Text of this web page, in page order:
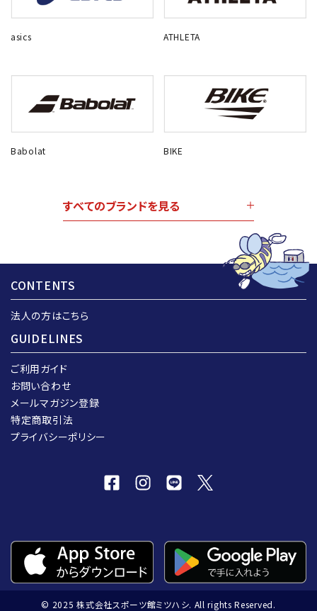
asics ATHLETA
Babolat BIKE
すべてのブランドを見る
CONTENTS
法人の方はこちら
GUIDELINES
ご利用ガイド
お問い合わせ
メールマガジン登録
特定商取引法
プライバシーポリシー
© 2025 株式会社スポーツ館ミツハシ. All rights Reserved.